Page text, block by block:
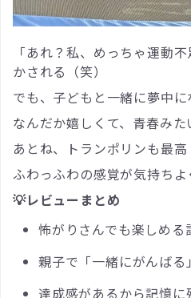
「あれ？私、めっちゃ運動
かされる（笑）
でも、子どもと一緒に夢中に
なんだか嬉しくて、青春みた
あとね、トランポリンも最高
ふわっふわの感覚が気持ちよ
💡レビューまとめ
怖がりさんでも楽しめる
親子で「一緒にがんばる
達成感があるから記憶に